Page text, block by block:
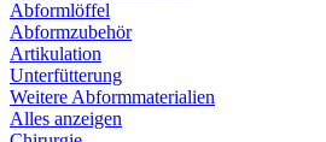
Abformlöffel
Abformzubehör
Artikulation
Unterfütterung
Weitere Abformmaterialien
Alles anzeigen